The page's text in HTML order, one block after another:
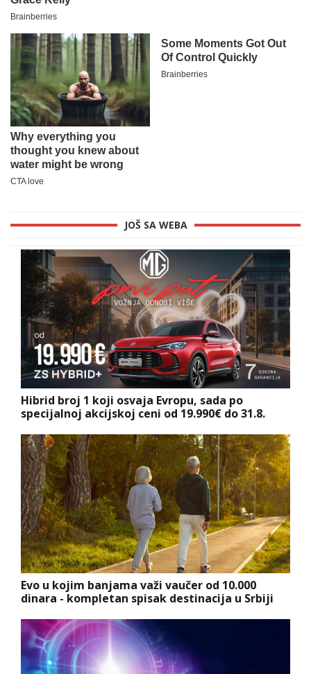
JOŠ SA WEBA
Hibrid broj 1 koji osvaja Evropu, sada po
specijalnoj akcijskoj ceni od 19.990€ do 31.8.
Evo u kojim banjama važi vaučer od 10.000
dinara - kompletan spisak destinacija u Srbiji